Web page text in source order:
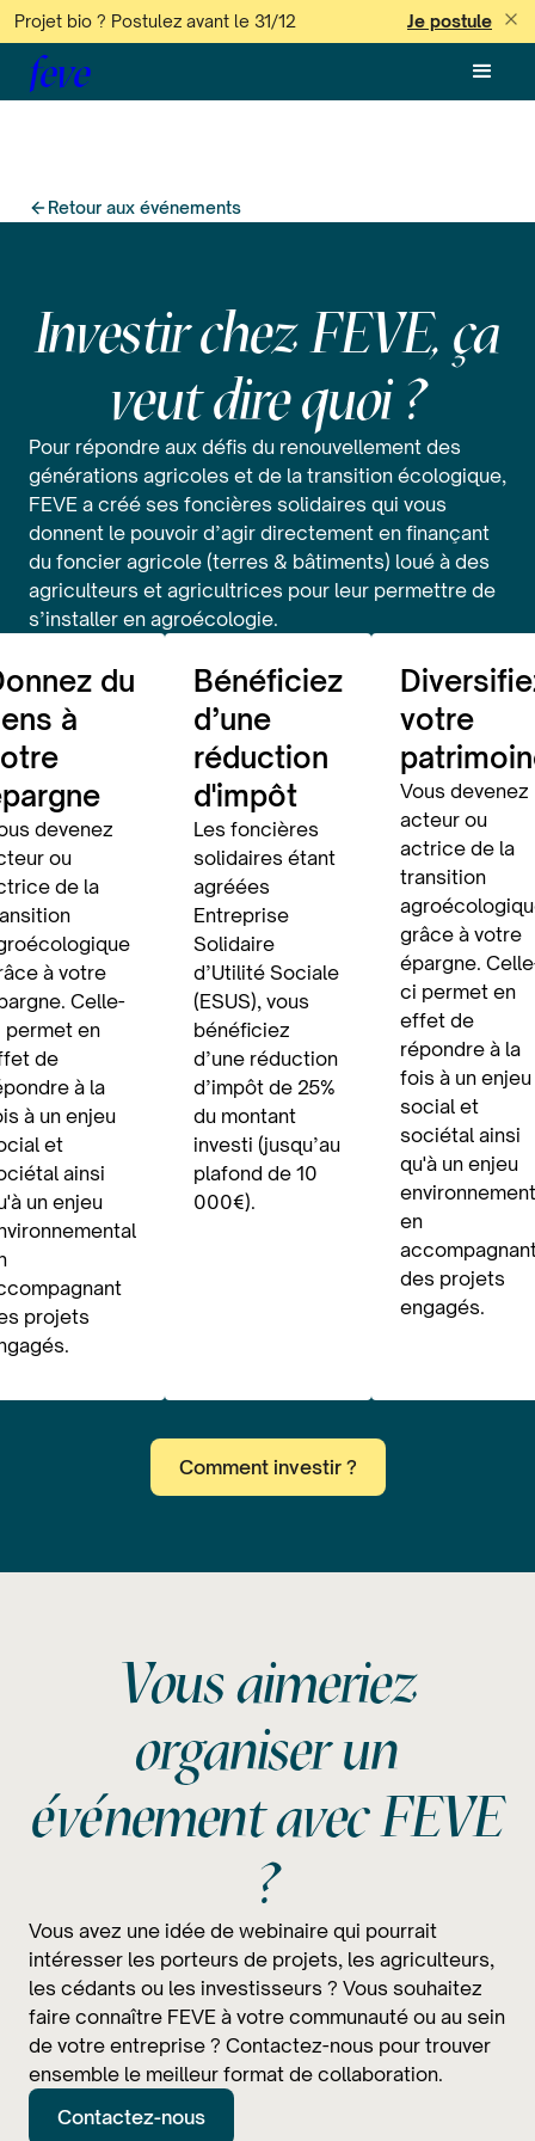
Projet bio ? Postulez avant le 31/12 Je postule
feve
Retour aux événements
Investir chez FEVE, ça
veut dire quoi ?
Pour répondre aux défis du renouvellement des
générations agricoles et de la transition écologique,
FEVE a créé ses foncières solidaires qui vous
donnent le pouvoir d’agir directement en finançant
du foncier agricole (terres & bâtiments) loué à des
agriculteurs et agricultrices pour leur permettre de
s’installer en agroécologie.
du
à
devenez
ou
de la
à votre
Celle-
permet en
de
à la
à un enjeu
et
ainsi
un enjeu
projets
Bénéficiez
d’une
réduction
d'impôt
Les foncières
solidaires étant
agréées
Entreprise
Solidaire
d’Utilité Sociale
(ESUS), vous
bénéficiez
d’une réduction
d’impôt de 25%
du montant
investi (jusqu’au
plafond de 10
000€).
votre
Vous devenez
acteur ou
actrice de la
transition
grâce à votre
épargne.
ci permet en
effet de
répondre à la
fois à un enjeu
social et
sociétal ainsi
qu'à un enjeu
en
des projets
engagés.
Comment investir ?
Vous aimeriez
organiser un
événement avec FEVE
?
Vous avez une idée de webinaire qui pourrait
intéresser les porteurs de projets, les agriculteurs,
les cédants ou les investisseurs ? Vous souhaitez
faire connaître FEVE à votre communauté ou au sein
de votre entreprise ? Contactez-nous pour trouver
ensemble le meilleur format de collaboration.
Contactez-nous